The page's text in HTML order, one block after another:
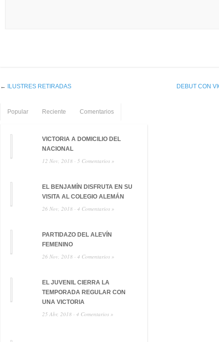
← ILUSTRES RETIRADAS DEBUT CON
Popular Reciente Comentarios
VICTORIA A DOMICILIO DEL
NACIONAL
12 Nov, 2018 · 5 Comentarios »
EL BENJAMÍN DISFRUTA EN SU
VISITA AL COLEGIO ALEMÁN
26 Nov, 2018 · 4 Comentarios »
PARTIDAZO DEL ALEVÍN
FEMENINO
26 Nov, 2018 · 4 Comentarios »
EL JUVENIL CIERRA LA
TEMPORADA REGULAR CON
UNA VICTORIA
25 Abr, 2018 · 4 Comentarios »